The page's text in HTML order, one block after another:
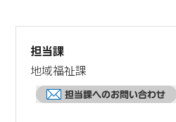
大豊町について
担当課
地域福祉課